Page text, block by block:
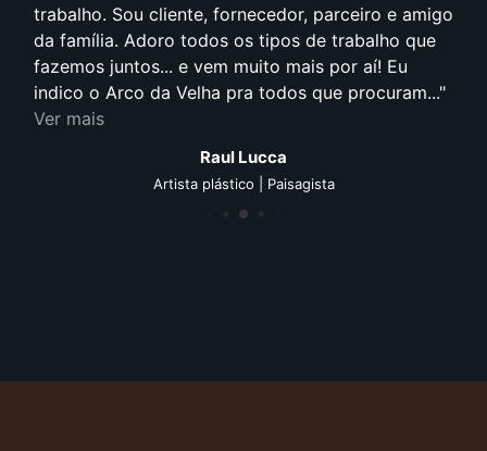
trabalho. Sou cliente, fornecedor, parceiro e amigo
da família. Adoro todos os tipos de trabalho que
fazemos juntos... e vem muito mais por aí! Eu
indico o Arco da Velha pra todos que procuram...
Ver mais
Raul Lucca
Artista plástico | Paisagista